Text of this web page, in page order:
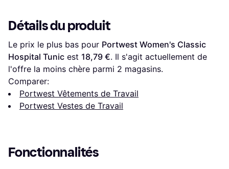
Détails du produit
Le prix le plus bas pour Portwest Women's Classic
Hospital Tunic est 18,79 €. Il s'agit actuellement de
l'offre la moins chère parmi 2 magasins.
Comparer:
Portwest Vêtements de Travail
Portwest Vestes de Travail
Fonctionnalités